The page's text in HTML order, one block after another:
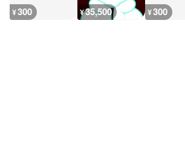
¥300 ¥35,500 ¥300